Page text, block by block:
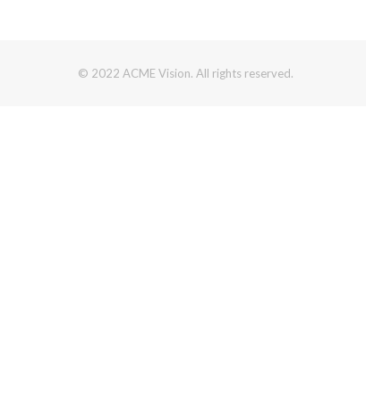
© 2022 ACME Vision. All rights reserved.